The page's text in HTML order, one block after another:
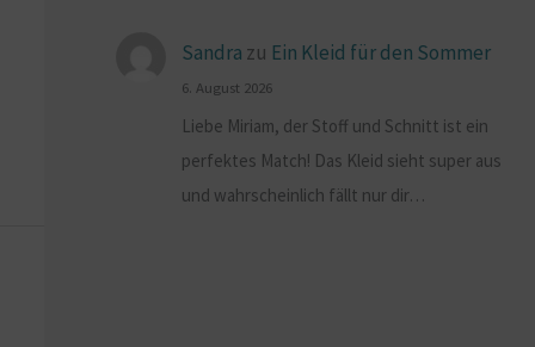
Sandra zu Ein Kleid für den Sommer
6. August 2026
Liebe Miriam, der Stoff und Schnitt ist ein
perfektes Match! Das Kleid sieht super aus
und wahrscheinlich fällt nur dir…